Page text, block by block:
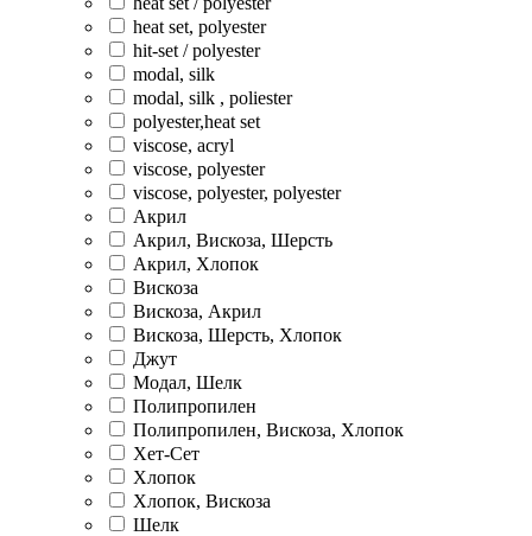
heat set, polyester
hit-set / polyester
modal, silk
modal, silk , poliester
polyester,heat set
viscose, acryl
viscose, polyester
viscose, polyester, polyester
Акрил
Акрил, Вискоза, Шерсть
Акрил, Хлопок
Вискоза
Вискоза, Акрил
Вискоза, Шерсть, Хлопок
Джут
Модал, Шелк
Полипропилен
Полипропилен, Вискоза, Хлопок
Хет-Сет
Хлопок
Хлопок, Вискоза
Шелк